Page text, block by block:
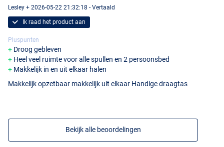
Lesley + 2026-05-22 21:32:18 - Vertaald
Ik raad het product aan
Pluspunten
Droog gebleven
Heel veel ruimte voor alle spullen en 2 persoonsbed
Makkelijk in en uit elkaar halen
Makkelijk opzetbaar makkelijk uit elkaar Handige draagtas
Bekijk alle beoordelingen